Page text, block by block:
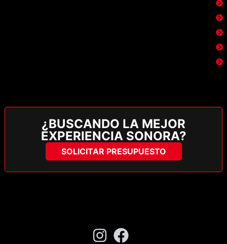
¿BUSCANDO LA MEJOR
EXPERIENCIA SONORA?
SOLICITAR PRESUPUESTO